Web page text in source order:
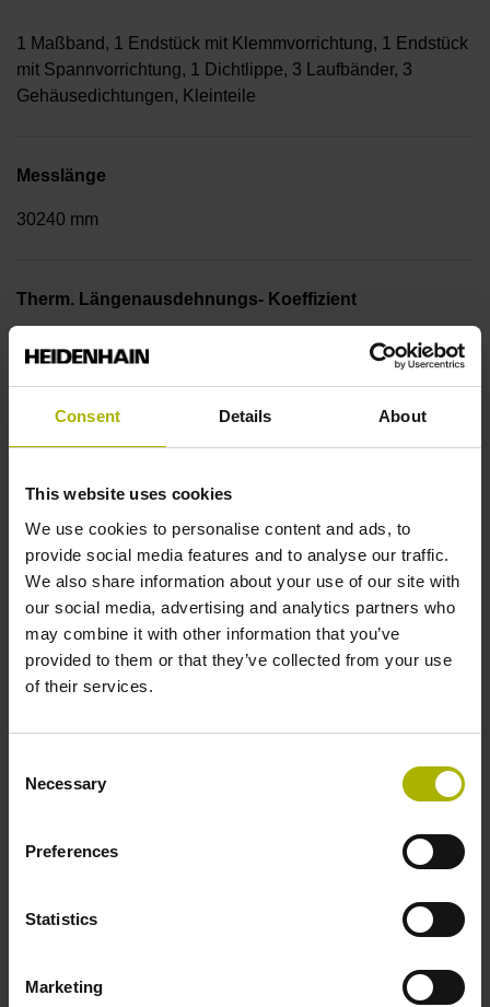
Consent Details About
This website uses cookies
We use cookies to personalise content and ads, to
provide social media features and to analyse our traffic.
We also share information about your use of our site with
our social media, advertising and analytics partners who
may combine it with other information that you’ve
provided to them or that they’ve collected from your use
of their services.
Selection
Necessary
Preferences
Statistics
Marketing
1 Maßband, 1 Endstück mit Klemmvorrichtung, 1 Endstück
mit Spannvorrichtung, 1 Dichtlippe, 3 Laufbänder, 3
Gehäusedichtungen, Kleinteile
Messlänge
30240 mm
Therm. Längenausdehnungs- Koeffizient
Genauigkeitsklasse
± 5,0 µm
Teilungsperiode
40,000 µm Referenzmarke: abstandscodiert
Referenzmarken mit Grundabstand 2000 x